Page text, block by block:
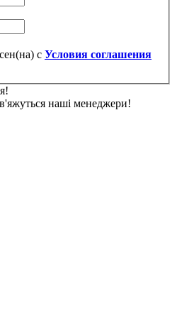
с Условия соглашения
наші менеджери!